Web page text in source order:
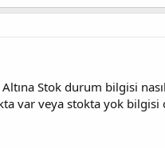
Stok durum bilgisi
var veya stokta yok bilgisi